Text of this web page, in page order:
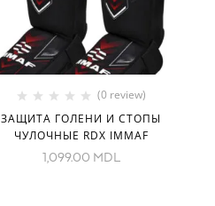
(0 review)
ЗАЩИТА ГОЛЕНИ И СТОПЫ
ЧУЛОЧНЫЕ RDX IMMAF
1,099.00 MDL